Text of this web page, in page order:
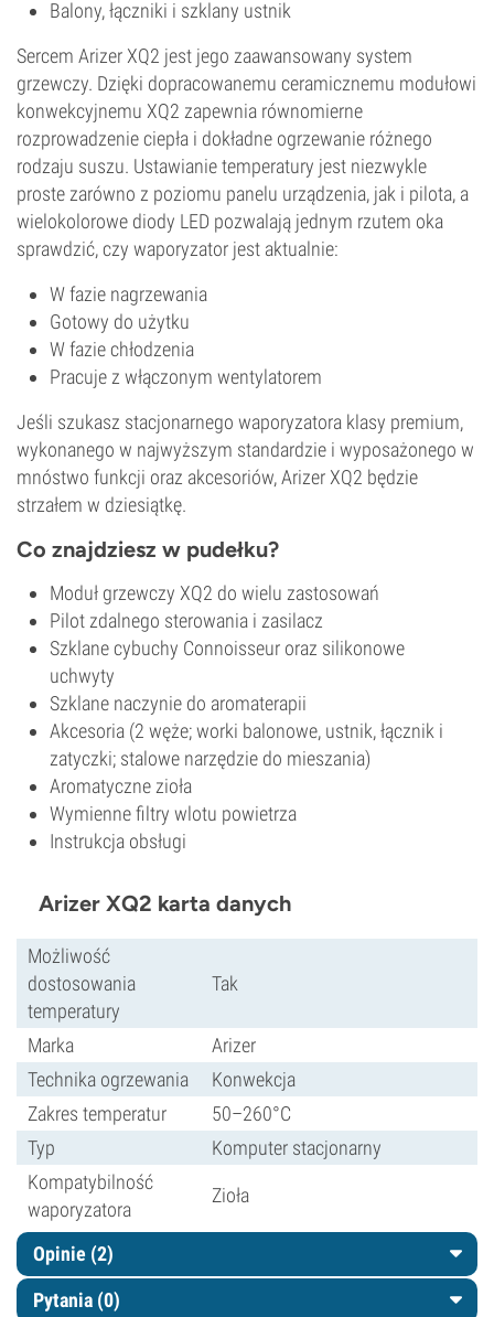
Balony, łączniki i szklany ustnik
Sercem Arizer XQ2 jest jego zaawansowany system
grzewczy. Dzięki dopracowanemu ceramicznemu modułowi
konwekcyjnemu XQ2 zapewnia równomierne
rozprowadzenie ciepła i dokładne ogrzewanie różnego
rodzaju suszu. Ustawianie temperatury jest niezwykle
proste zarówno z poziomu panelu urządzenia, jak i pilota, a
wielokolorowe diody LED pozwalają jednym rzutem oka
sprawdzić, czy waporyzator jest aktualnie:
W fazie nagrzewania
Gotowy do użytku
W fazie chłodzenia
Pracuje z włączonym wentylatorem
Jeśli szukasz stacjonarnego waporyzatora klasy premium,
wykonanego w najwyższym standardzie i wyposażonego w
mnóstwo funkcji oraz akcesoriów, Arizer XQ2 będzie
strzałem w dziesiątkę.
Co znajdziesz w pudełku?
Moduł grzewczy XQ2 do wielu zastosowań
Pilot zdalnego sterowania i zasilacz
Szklane cybuchy Connoisseur oraz silikonowe
uchwyty
Szklane naczynie do aromaterapii
Akcesoria (2 węże; worki balonowe, ustnik, łącznik i
zatyczki; stalowe narzędzie do mieszania)
Aromatyczne zioła
Wymienne filtry wlotu powietrza
Instrukcja obsługi
Arizer XQ2 karta danych
Możliwość
dostosowania
temperatury
Tak
Marka
Arizer
Technika ogrzewania
Konwekcja
Zakres temperatur
50–260°C
Typ
Komputer stacjonarny
Kompatybilność
waporyzatora
Zioła
Opinie (2)
Pytania (0)